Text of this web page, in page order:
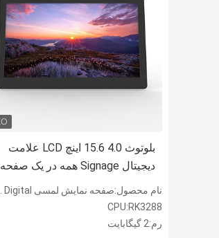
بلوتوث 4.0 15.6 اینچ LCD علامت
دیجیتال Signage همه در یک صفحه
نمایش لمسی
نام محصول:صفحه نمایش لمسی LCD Signage Digital
CPU:RK3288
رم:2 گیگابایت